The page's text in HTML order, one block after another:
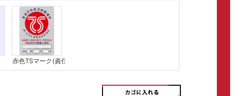
赤色TSマーク(責任賠償保険)